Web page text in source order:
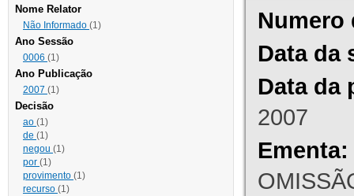
Nome Relator
Não Informado (1)
Ano Sessão
0006 (1)
Ano Publicação
2007 (1)
Decisão
ao (1)
de (1)
negou (1)
por (1)
provimento (1)
recurso (1)
Numero
Data da
Data da
2007
Ementa: